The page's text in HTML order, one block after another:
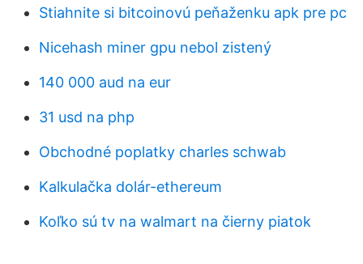
Stiahnite si bitcoinovú peňaženku apk pre pc
Nicehash miner gpu nebol zistený
140 000 aud na eur
31 usd na php
Obchodné poplatky charles schwab
Kalkulačka dolár-ethereum
Koľko sú tv na walmart na čierny piatok